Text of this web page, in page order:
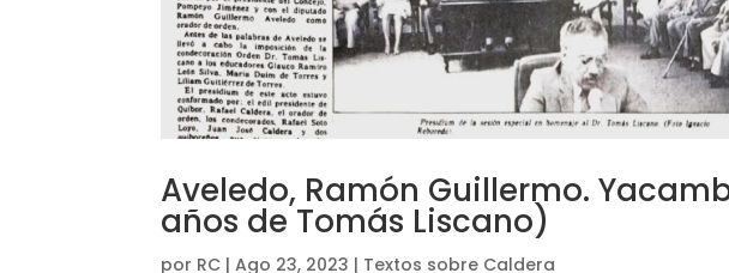
Aveledo, Ramón Guillermo.
años de Tomás Liscano)
por RC |Ago 23, 2023 | Textos sobre Caldera